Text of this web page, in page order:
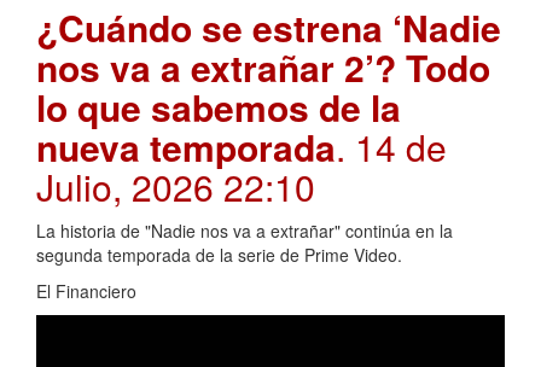
¿Cuándo se estrena ‘Nadie
nos va a extrañar 2’? Todo
lo que sabemos de la
nueva temporada. 14 de
Julio, 2026 22:10
La historia de "Nadie nos va a extrañar" continúa en la
segunda temporada de la serie de Prime Video.
El Financiero